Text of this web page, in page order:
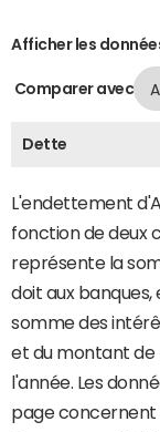
Afficher les
Comparer avec
Dette
L'endettement
fonction de deux
représente la
doit aux banques,
somme des
et du montant de
l'année. Les
page concernent